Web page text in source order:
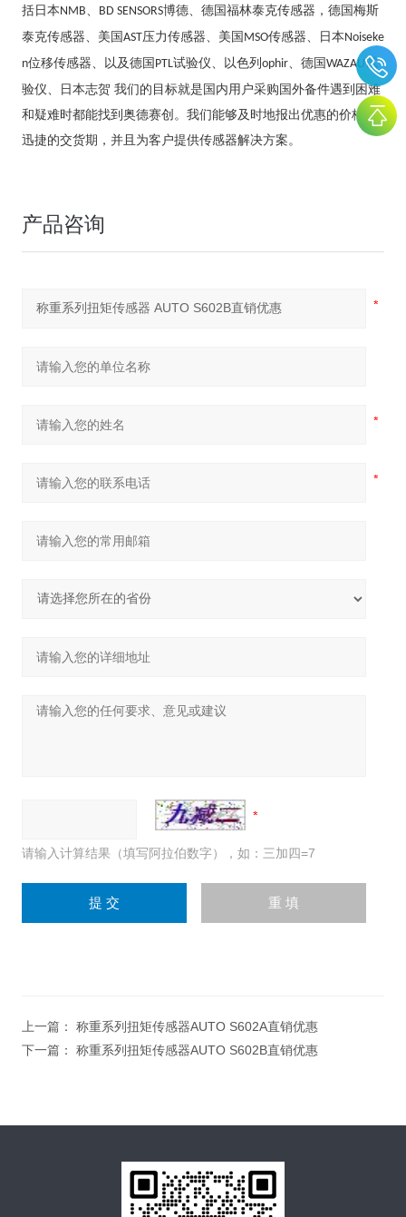
括日本NMB、 BD SENSORS博德、德国福林泰克传感器，德国梅斯
泰克传感器、美国 AST压力传感器、美国 MSO传感器、日本Noiseke
n位移传感器、以及德国 PTL试验仪、以色列 ophir、德国 WAZAU 试
验仪、日本志贺 我们的目标就是国内用户采购国外备件遇到困难
和疑难时都能找到奥德赛创。我们能够及时地报出优惠的价格和
迅捷的交货期，并且为客户提供传感器解决方案。
产品咨询
请输入计算结果（填写阿拉伯数字），如：三加四=7
上一篇： 称重系列扭矩传感器AUTO S602A直销优惠
下一篇： 称重系列扭矩传感器AUTO S602B直销优惠